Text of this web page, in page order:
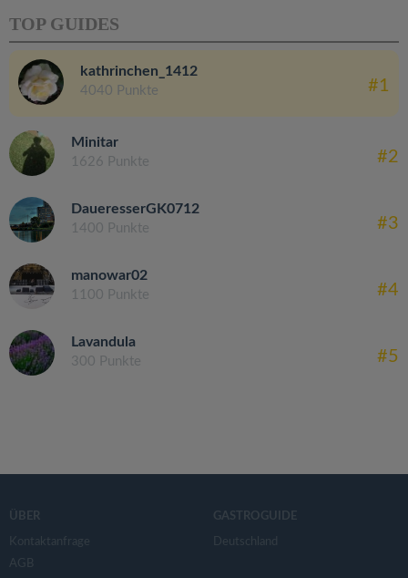
TOP GUIDES
kathrinchen_1412
4040 Punkte #1
Minitar
1626 Punkte #2
DaueresserGK0712
1400 Punkte #3
manowar02
1100 Punkte #4
Lavandula
300 Punkte #5
ÜBER
Kontaktanfrage
AGB
GASTROGUIDE
Deutschland